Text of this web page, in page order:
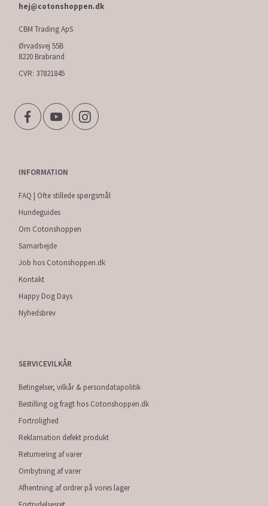
hej@cotonshoppen.dk
CBM Trading ApS
Ørvadsvej 55B
8220 Brabrand
CVR: 37821845
INFORMATION
FAQ | Ofte stillede spørgsmål
Hundeguides
Om Cotonshoppen
Samarbejde
Job hos Cotonshoppen.dk
Kontakt
Happy Dog Days
Nyhedsbrev
SERVICEVILKÅR
Betingelser, vilkår & persondatapolitik
Bestilling og fragt hos Cotonshoppen.dk
Fortrolighed
Reklamation defekt produkt
Returnering af varer
Ombytning af varer
Afhentning af ordrer på vores lager